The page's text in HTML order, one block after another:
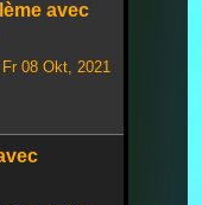
avec
Fr 08 Okt, 2021